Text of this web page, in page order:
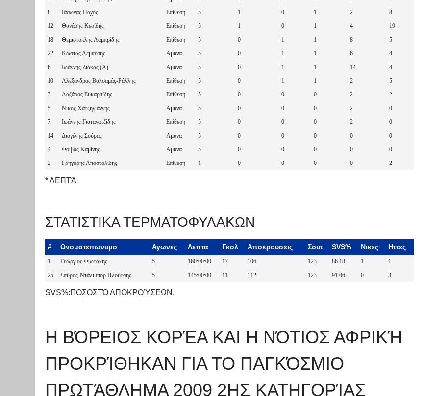
8
Ιάσωνας Παχός Επίθεση 5 1 0 1 2
8
12
Θανάσης Κεσίδης Επίθεση 5 1 0 1 4
19
18
Θεμιστοκλής Λαμπρίδης Επίθεση 5 0 1 1 8
5
22
Κώστας Λεμπέσης Αμυνα 5 0 1 1 6
4
6
Ιωάννης Ζιάκας (A) Αμυνα 5 0 1 1 14
4
10
Αλέξανδρος Βαλσαμάς-Ράλλης Επίθεση 5 0 1 1 2
5
3
Λαζάρος Ευκαρπίδης Επίθεση 5 0 0 0 2
2
5
Νίκος Χατζηγιάννης Αμυνα 5 0 0 0 2
0
7
Ιωάννης Γιαταγατζίδης Επίθεση 5 0 0 0 2
0
14
Διογένης Σούρας Αμυνα 5 0 0 0 0
0
4
Φοίβος Καμίνης Αμυνα 5 0 0 0 0
0
2
Γρηγόρης Αποστολίδης Επίθεση 1 0 0 0 0 2
* ΛΕΠΤΆ
ΣΤΑΤΙΣΤΙΚΑ ΤΕΡΜΑΤΟΦΥΛΑΚΩΝ
# Ονοματεπωνυμο Αγωνες Λεπτα Γκολ Αποκρουσεις Σουτ SVS% Νικες Ηττες
1 Γεώργιος Φιωτάκης 5 160:00:00 17 106 123 86.18 1
1
25
Σπύρος-Ντάλιμπορ Πλούτσης 5 145:00:00 11 112 123 91.06 0 3
SVS%:ΠΟΣΟΣΤΌ ΑΠΟΚΡΟΎΣΕΩΝ.
Η ΒΌΡΕΙΟΣ ΚΟΡΈΑ ΚΑΙ Η ΝΌΤΙΟΣ ΑΦΡΙΚΉ
ΠΡΟΚΡΊΘΗΚΑΝ ΓΙΑ ΤΟ ΠΑΓΚΌΣΜΙΟ
ΠΡΩΤΆΘΛΗΜΑ 2009 2ΗΣ ΚΑΤΗΓΟΡΊΑΣ